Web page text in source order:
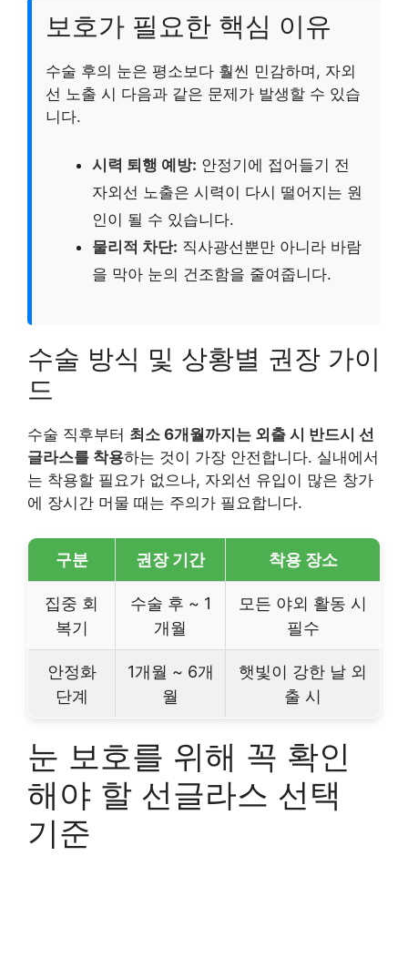
보호가 필요한 핵심 이유
수술 후의 눈은 평소보다 훨씬 민감하며, 자외
선 노출 시 다음과 같은 문제가 발생할 수 있습
니다.
시력 퇴행 예방: 안정기에 접어들기 전
자외선 노출은 시력이 다시 떨어지는 원
인이 될 수 있습니다.
물리적 차단: 직사광선뿐만 아니라 바람
을 막아 눈의 건조함을 줄여줍니다.
수술 방식 및 상황별 권장 가이
드
수술 직후부터 최소 6개월까지는 외출 시 반드시 선
글라스를 착용하는 것이 가장 안전합니다. 실내에서
는 착용할 필요가 없으나, 자외선 유입이 많은 창가
에 장시간 머물 때는 주의가 필요합니다.
구분 권장 기간 착용 장소
집중 회
복기
수술 후 ~ 1
개월
모든 야외 활동 시
필수
안정화
단계
1개월 ~ 6개
월
햇빛이 강한 날 외
출 시
눈 보호를 위해 꼭 확인
해야 할 선글라스 선택
기준